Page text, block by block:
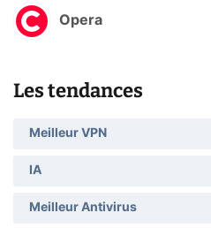
Opera
Les tendances
Meilleur VPN
IA
Meilleur Antivirus